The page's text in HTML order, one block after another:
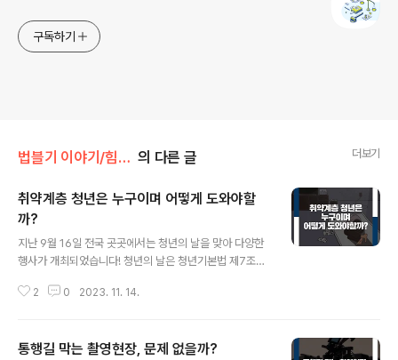
구독하기
법블기 이야기/힘이되는 법 의 다른 글 더보기
취약계층 청년은 누구이며 어떻게 도와야할
까?
지난 9월 16일 전국 곳곳에서는 청년의 날을 맞아 다양한
행사가 개최되었습니다! 청년의 날은 청년기본법 제7조에
성을 알리고, 청년 문제에 대한 관심을 높이기 위해 제정한
특히, 코로나 팬데믹으로 인하여 고립, 은둔형 청년 수가 증
2 0 2023. 11. 14.
통행길 막는 촬영현장, 문제 없을까?